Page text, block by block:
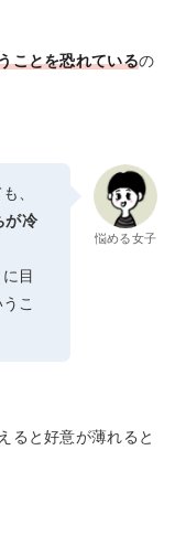
ことを恐れているの
、
が冷
目
こ
悩める女子
ると好意が薄れると